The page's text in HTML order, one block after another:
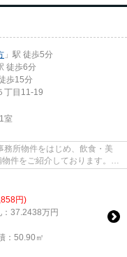
」駅 徒歩5分
徒歩6分
歩15分
丁目11-19
1室
所物件をはじめ、飲食・美
件をご紹介しております。
円)
37.2438万円
：50.90㎡